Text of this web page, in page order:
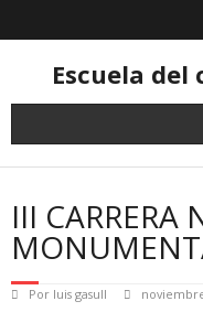
Escuela del
III CARRERA
Por luis gasull